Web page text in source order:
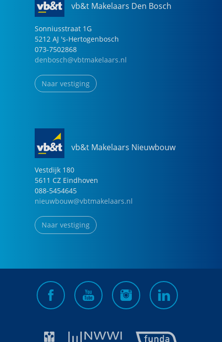
vb&t Makelaars Den Bosch
Sonniusstraat 1G
5212 AJ 's-Hertogenbosch
073-7502868
denbosch@vbtmakelaars.nl
Naar vestiging
vb&t Makelaars Nieuwbouw
Vestdijk 180
5611 CZ Eindhoven
088-5454645
nieuwbouw@vbtmakelaars.nl
Naar vestiging